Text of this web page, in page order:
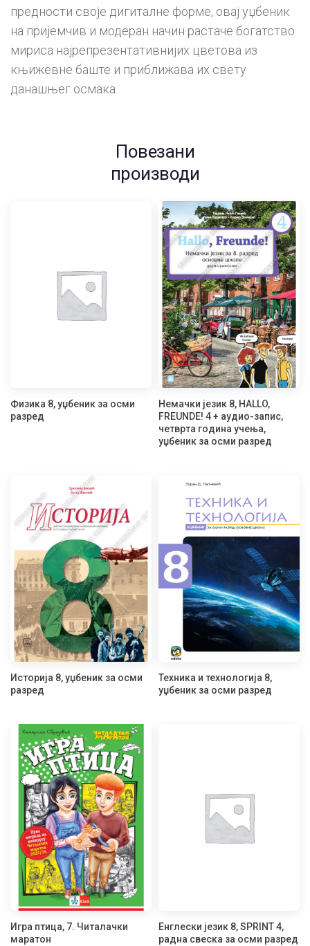
предности своје дигиталне форме, овај уџбеник
на пријемчив и модеран начин растаче богатство
мириса најрепрезентативнијих цветова из
књижевне баште и приближава их свету
данашњег осмака.
Повезани
производи
Физика 8, уџбеник за осми
разред
Немачки језик 8, HALLO,
FREUNDE! 4 + аудио-запис,
четврта година учења,
уџбеник за осми разред
Историја 8, уџбеник за осми
разред
Техника и технологија 8,
уџбеник за осми разред
Игра птица, 7. Читалачки
маратон
Енглески језик 8, SPRINT 4,
радна свеска за осми разред